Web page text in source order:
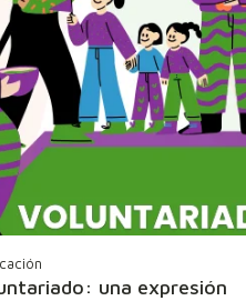
una expresión